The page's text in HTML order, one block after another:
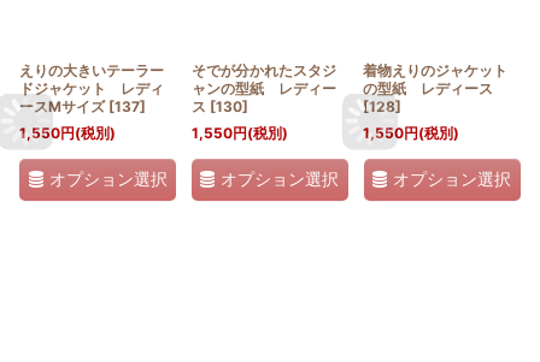
えりの大きいテーラー
ドジャケット レディ
ースMサイズ [137]
1,550円(税別)
オプション選択
そでが分かれたスタジ
ャンの型紙 レディー
ス [130]
1,550円(税別)
オプション選択
着物えりのジャケット
の型紙 レディース
[128]
1,550円(税別)
オプション選択